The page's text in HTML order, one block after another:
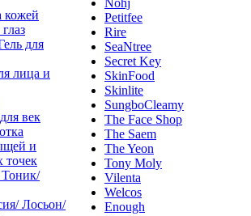
кожей
для
лица и
век
и
точек
Лосьон/
Nohj
Petitfee
Rire
SeaNtree
Secret Key
SkinFood
Skinlite
SungboCleamy
The Face Shop
The Saem
The Yeon
Tony Moly
Vilenta
Welcos
Enough